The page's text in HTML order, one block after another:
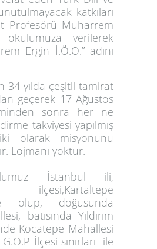
katkıları
Profesörü Muharrem
okulumuza verilerek
Ergin İ.Ö.O.” adını
34 yılda çeşitli tamirat
geçerek 17 Ağustos
sonra her ne
takviyesi yapılmış
olarak misyonunu
Lojmanı yoktur.
İstanbul ili,
ilçesi,Kartaltepe
olup, doğusunda
batısında Yıldırım
Kocatepe Mahallesi
İlçesi sınırları ile